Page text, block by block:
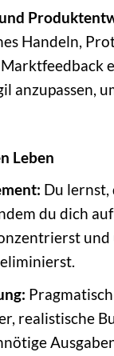
Handeln,
anzupassen,
Leben
Du
du dich
realistische